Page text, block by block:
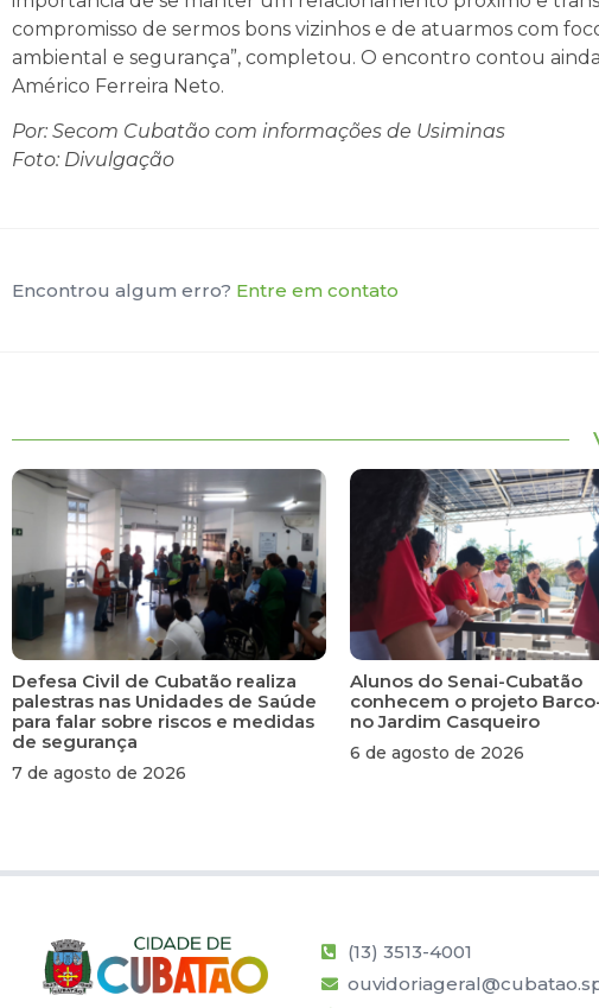
compromisso de sermos bons vizinhos e de atuarmos com
ambiental e segurança”, completou. O encontro contou
Américo Ferreira Neto.
Por: Secom Cubatão com informações de Usiminas
Foto: Divulgação
Encontrou algum erro? Entre em contato
Defesa Civil de Cubatão realiza
palestras nas Unidades de Saúde
para falar sobre riscos e medidas
de segurança
7 de agosto de 2026
Alunos do Senai-Cubatão
conhecem o projeto
no Jardim Casqueiro
6 de agosto de 2026
(13) 3513-4001